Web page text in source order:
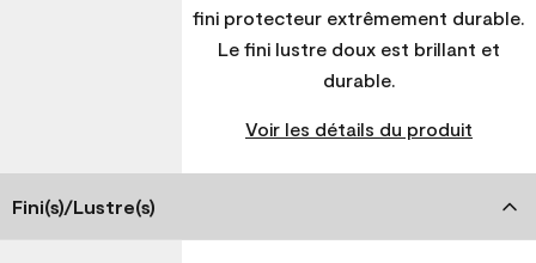
fini protecteur extrêmement durable.
Le fini lustre doux est brillant et
durable.
Voir les détails du produit
Fini(s)/Lustre(s)